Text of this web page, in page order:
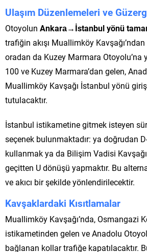
Ulaşım Düzenlemeleri ve
Otoyolun Ankara→İstanbul yönü
trafiğin akışı Muallimköy
oradan da Kuzey Marmara Otoyolu’na
100 ve Kuzey Marmara’dan gelen,
Muallimköy Kavşağı İstanbul yönü
tutulacaktır.
İstanbul istikametine gitmek isteyen
seçenek bulunmaktadır: ya doğrudan
kullanmak ya da Bilişim Vadisi
geçitten U dönüşü yapmaktır. Bu
ve akıcı bir şekilde yönlendirilecektir.
Kavşaklardaki Kısıtlamalar
Muallimköy Kavşağı’nda, Osmangazi
istikametinden gelen ve Anadolu
bağlanan kollar trafiğe kapatılacaktır.